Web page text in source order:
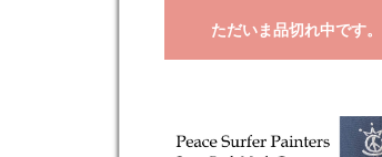
ただいま品切れ中です。